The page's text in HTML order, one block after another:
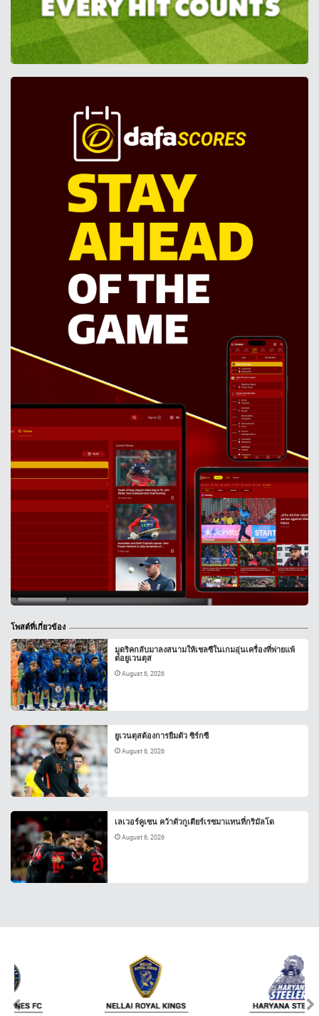
โพสต์ที่เกี่ยวข้อง
มูดริคกลับมาลงสนามให้เชลซีในเกมอุ่นเครื่องที่พ่ายแพ้
ต่อยูเวนตุส
August 6, 2026
ยูเวนตุสต้องการยืมตัว ซิร์กซี
August 6, 2026
เลเวอร์คูเซน คว้าตัวกูเตียร์เรซมาแทนที่กริมัลโด
August 6, 2026